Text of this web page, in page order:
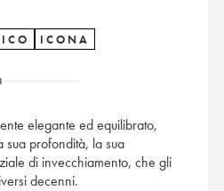
ICONA
elegante ed equilibrato,
profondità, la sua
di invecchiamento, che gli
decenni.